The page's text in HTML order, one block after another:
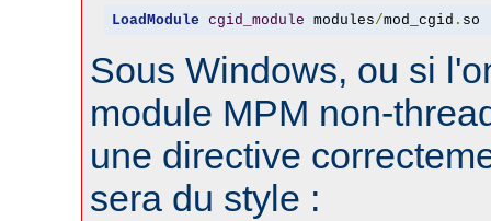
LoadModule cgid_module modules/mod_cgid . so
Sous Windows, ou si
module MPM non-
une directive
sera du style :